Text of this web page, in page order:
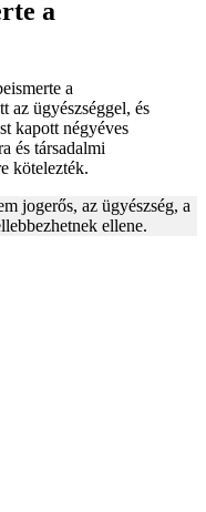
a
a
az ügyészséggel, és
kapott négyéves
és társadalmi
kötelezték.
jogerős, az ügyészség, a
ellene.